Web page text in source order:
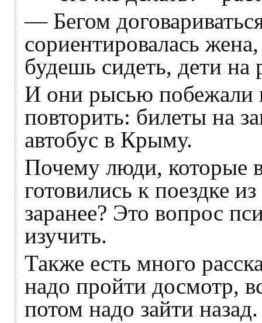
— Бегом
сориентировалась
будешь сидеть, дети на
И они рысью побежали
повторить: билеты на
автобус в Крыму.
Почему люди, которые
готовились к поездке
заранее? Это вопрос
изучить.
Также есть много
надо пройти досмотр,
потом надо зайти назад.